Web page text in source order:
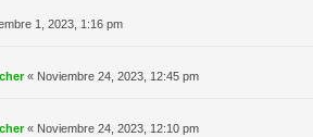
1, 2023, 1:16 pm
« Noviembre 24, 2023, 12:45 pm
« Noviembre 24, 2023, 12:10 pm